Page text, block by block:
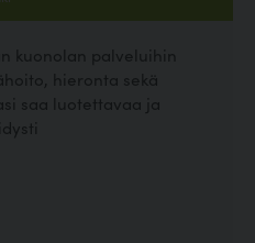
kuonolan palveluihin
hieronta sekä
saa luotettavaa ja